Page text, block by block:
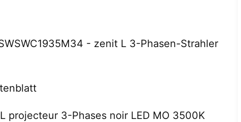
- zenit L 3-Phasen-Strahler
projecteur 3-Phases noir LED MO 3500K